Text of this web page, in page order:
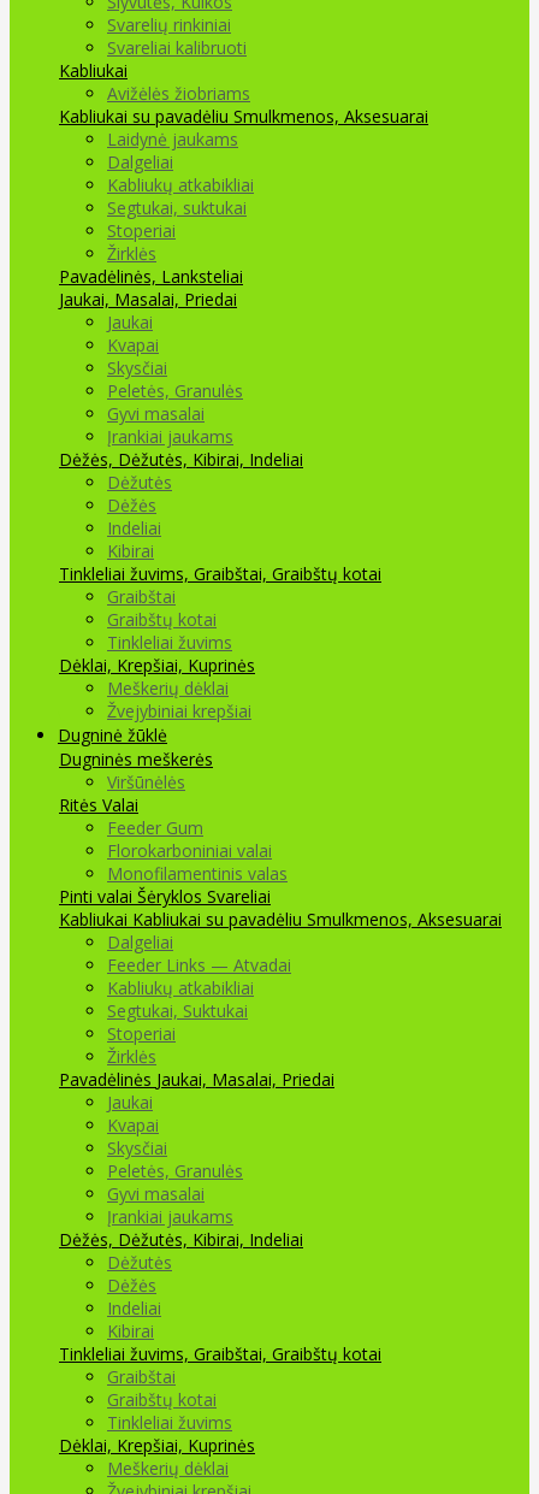
Svarelių rinkiniai
Svareliai kalibruoti
Kabliukai
Avižėlės žiobriams
Kabliukai su pavadėliu Smulkmenos, Aksesuarai
Laidynė jaukams
Dalgeliai
Kabliukų atkabikliai
Segtukai, suktukai
Stoperiai
Žirklės
Pavadėlinės, Lanksteliai
Jaukai, Masalai, Priedai
Jaukai
Kvapai
Skysčiai
Peletės, Granulės
Gyvi masalai
Įrankiai jaukams
Dėžės, Dėžutės, Kibirai, Indeliai
Dėžutės
Dėžės
Indeliai
Kibirai
Tinkleliai žuvims, Graibštai, Graibštų kotai
Graibštai
Graibštų kotai
Tinkleliai žuvims
Dėklai, Krepšiai, Kuprinės
Meškerių dėklai
Žvejybiniai krepšiai
Dugninė žūklė
Dugninės meškerės
Viršūnėlės
Ritės Valai
Feeder Gum
Florokarboniniai valai
Monofilamentinis valas
Pinti valai Šėryklos Svareliai
Kabliukai Kabliukai su pavadėliu Smulkmenos, Aksesuarai
Dalgeliai
Feeder Links — Atvadai
Kabliukų atkabikliai
Segtukai, Suktukai
Stoperiai
Žirklės
Pavadėlinės Jaukai, Masalai, Priedai
Jaukai
Kvapai
Skysčiai
Peletės, Granulės
Gyvi masalai
Įrankiai jaukams
Dėžės, Dėžutės, Kibirai, Indeliai
Dėžutės
Dėžės
Indeliai
Kibirai
Tinkleliai žuvims, Graibštai, Graibštų kotai
Graibštai
Graibštų kotai
Tinkleliai žuvims
Dėklai, Krepšiai, Kuprinės
Meškerių dėklai